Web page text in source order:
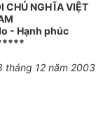
CHỦ NGHĨA VIỆT
- Hạnh phúc
tháng 12 năm 2003